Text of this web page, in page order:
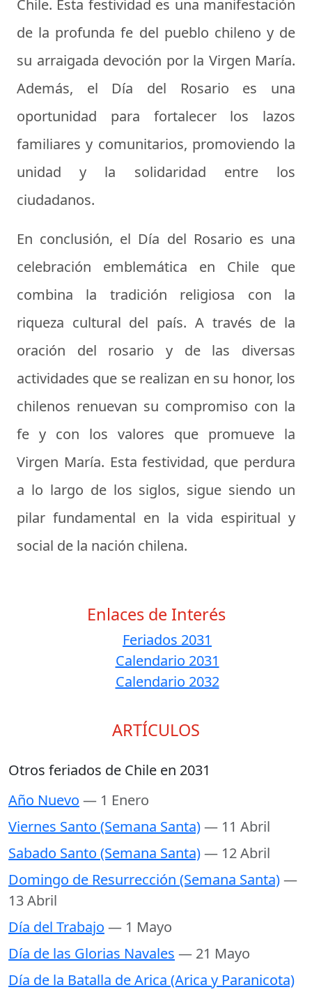
Chile. Esta festividad es una manifestación
de la profunda fe del pueblo chileno y de
su arraigada devoción por la Virgen María.
Además, el Día del Rosario es una
oportunidad para fortalecer los lazos
familiares y comunitarios, promoviendo la
unidad y la solidaridad entre los
ciudadanos.
En conclusión, el Día del Rosario es una
celebración emblemática en Chile que
combina la tradición religiosa con la
riqueza cultural del país. A través de la
oración del rosario y de las diversas
actividades que se realizan en su honor, los
chilenos renuevan su compromiso con la
fe y con los valores que promueve la
Virgen María. Esta festividad, que perdura
a lo largo de los siglos, sigue siendo un
pilar fundamental en la vida espiritual y
social de la nación chilena.
Enlaces de Interés
Feriados 2031
Calendario 2031
Calendario 2032
ARTÍCULOS
Otros feriados de Chile en 2031
Año Nuevo — 1 Enero
Viernes Santo (Semana Santa)— 11 Abril
Sabado Santo (Semana Santa)— 12 Abril
Domingo de Resurrección (Semana Santa)—
13 Abril
Día del Trabajo — 1 Mayo
Día de las Glorias Navales — 21 Mayo
Día de la Batalla de Arica (Arica y Paranicota)